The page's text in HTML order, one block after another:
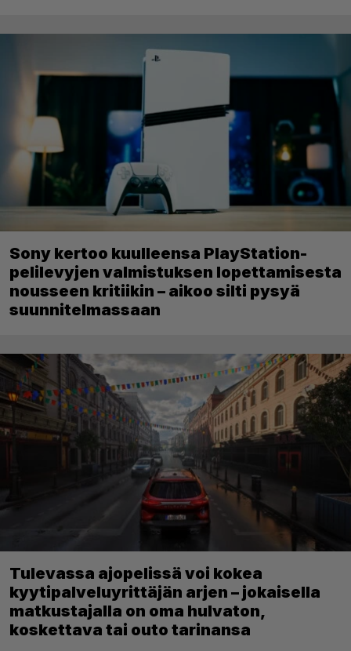
Sony kertoo kuulleensa PlayStation-
pelilevyjen valmistuksen lopettamisesta
nousseen kritiikin – aikoo silti pysyä
suunnitelmassaan
Tulevassa ajopelissä voi kokea
kyytipalveluyrittäjän arjen – jokaisella
matkustajalla on oma hulvaton,
koskettava tai outo tarinansa